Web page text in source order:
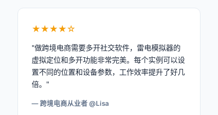
★★★★☆
"做跨境电商需要多开社交软件，雷电模拟器的
虚拟定位和多开功能非常完美。每个实例可以设
置不同的位置和设备参数，工作效率提升了好几
倍。"
— 跨境电商从业者 @Lisa